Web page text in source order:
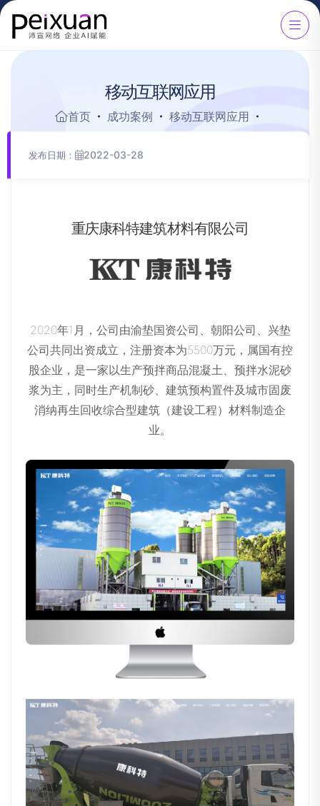
移动互联网应用
首页 成功案例 移动互联网应用
发布日期： 2022-03-28
重庆康科特建筑材料有限公司
2020年1月，公司由渝垫国资公司、朝阳公司、兴垫
公司共同出资成立，注册资本为5500万元，属国有控
股企业，是一家以生产预拌商品混凝土、预拌水泥砂
浆为主，同时生产机制砂、建筑预构置件及城市固废
消纳再生回收综合型建筑（建设工程）材料制造企
业。